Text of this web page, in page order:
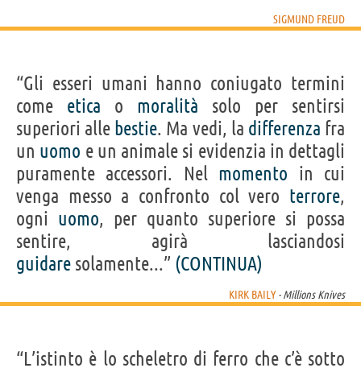
SIGMUND FREUD
“Gli esseri umani hanno coniugato termini
come etica o moralità solo per sentirsi
superiori alle bestie. Ma vedi, la differenza fra
un uomo e un animale si evidenzia in dettagli
puramente accessori. Nel momento in cui
venga messo a confronto col vero terrore,
ogni uomo, per quanto superiore si possa
sentire, agirà lasciandosi
guidare solamente...” (CONTINUA)
KIRK BAILY - Millions Knives
“L’istinto è lo scheletro di ferro che c’è sotto